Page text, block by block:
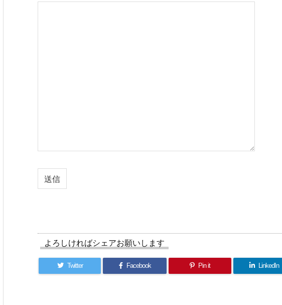
よろしければシェアお願いします
Twitter Facebook Pin it LinkedIn